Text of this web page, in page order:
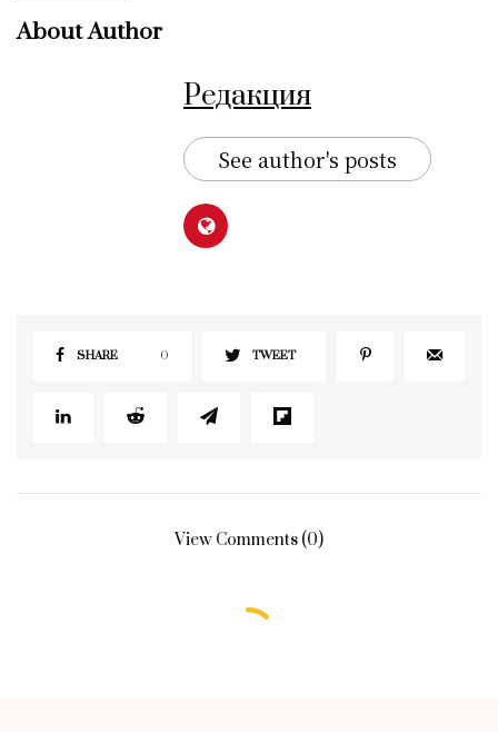
About Author
Редакция
See author's posts
SHARE 0 TWEET
View Comments (0)